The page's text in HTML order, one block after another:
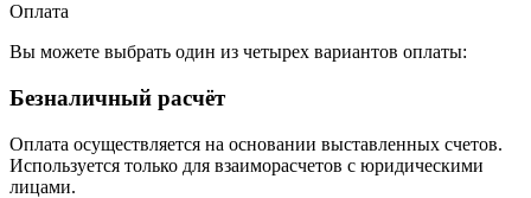
Оплата
Вы можете выбрать один из четырех вариантов оплаты:
Безналичный расчёт
Оплата осуществляется на основании выставленных счетов.
Используется только для взаиморасчетов с юридическими
лицами.